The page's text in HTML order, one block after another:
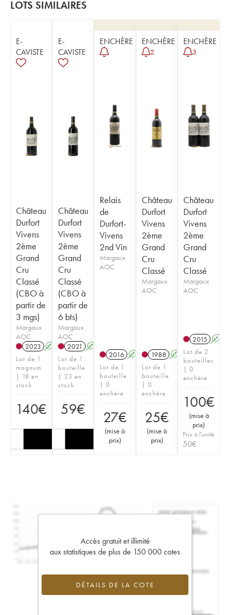
LOTS SIMILAIRES
E-
CAVISTE
Château
Durfort
Vivens
2ème
Grand
Cru
Classé
(CBO à
partir de
3 mgs)
Margaux
AOC
2023 A T
Lot de 1
magnum
| 18 en
stock
140€
E-
CAVISTE
Château
Durfort
Vivens
2ème
Grand
Cru
Classé
(CBO à
partir de
6 bts)
Margaux
AOC
2021 A
Lot de 1
bouteille
| 23 en
stock
59€
ENCHÈRE
Relais
de
Durfort-
Vivens
2nd Vin
Margaux
AOC
2016 A
Lot de 1
bouteille
| 0
enchère
27€
(mise à
prix)
ENCHÈRE
2
Château
Durfort
Vivens
2ème
Grand
Cru
Classé
Margaux
AOC
1988 A
Lot de 1
bouteille
| 0
enchère
25€
(mise à
prix)
ENCHÈRE
3
Château
Durfort
Vivens
2ème
Grand
Cru
Classé
Margaux
AOC
2015 A
Lot de 2
bouteilles
| 0
enchère
100€
(mise à
prix)
Prix à l'unité
50€
Accès gratuit et illimité
aux statistiques de plus de 150 000 cotes
DÉTAILS DE LA COTE